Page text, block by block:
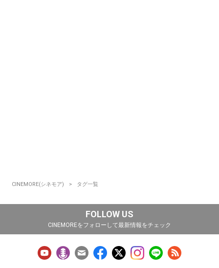
CINEMORE(シネモア) タグ一覧
FOLLOW US
CINEMOREをフォローして最新情報をチェック